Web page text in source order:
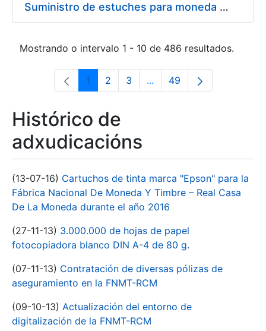
Suministro de estuches para moneda de 30 €
Mostrando o intervalo 1 - 10 de 486 resultados.
Páxina
1 Páxina
2 Páxina
3 ...Páxinas intermedias Use
Páxina
49
Histórico de
adxudicacións
(13-07-16) Cartuchos de tinta marca "Epson" para la
Fábrica Nacional De Moneda Y Timbre – Real Casa
De La Moneda durante el año 2016
(27-11-13) 3.000.000 de hojas de papel
fotocopiadora blanco DIN A-4 de 80 g.
(07-11-13) Contratación de diversas pólizas de
aseguramiento en la FNMT-RCM
(09-10-13) Actualización del entorno de
digitalización de la FNMT-RCM